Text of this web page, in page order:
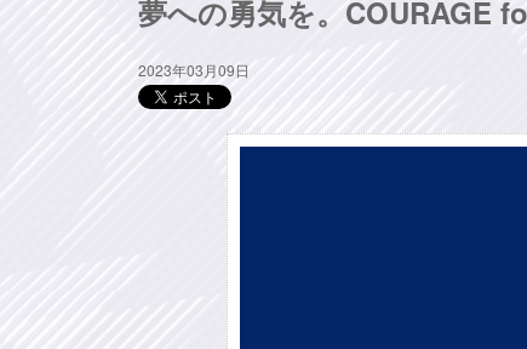
夢への勇気を。COURAGE
2023年03月09日